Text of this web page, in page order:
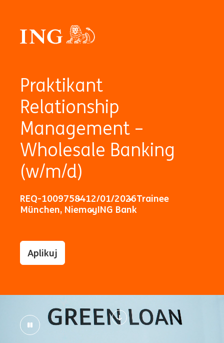
Praktikant
Relationship
Management –
Wholesale Banking
(w/m/d)
REQ-1009758412/01/2026Trainee
München, NiemcyING Bank
Aplikuj